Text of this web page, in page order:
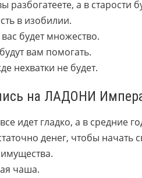
разбогатеете, а в старости
в изобилии.
будет множество.
вам помогать.
нехватки не будет.
на ЛАДОНИ
идет гладко, а в средние
денег, чтобы начать
чаша.